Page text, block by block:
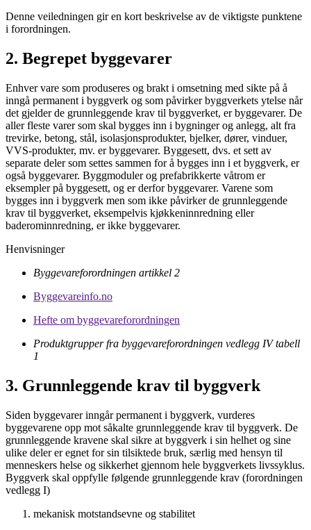
Denne veiledningen gir en kort beskrivelse av de viktigste punktene
i forordningen.
2. Begrepet byggevarer
Enhver vare som produseres og brakt i omsetning med sikte på å
inngå permanent i byggverk og som påvirker byggverkets ytelse når
det gjelder de grunnleggende krav til byggverket, er byggevarer. De
aller fleste varer som skal bygges inn i bygninger og anlegg, alt fra
trevirke, betong, stål, isolasjonsprodukter, bjelker, dører, vinduer,
VVS-produkter, mv. er byggevarer. Byggesett, dvs. et sett av
separate deler som settes sammen for å bygges inn i et byggverk, er
også byggevarer. Byggmoduler og prefabrikkerte våtrom er
eksempler på byggesett, og er derfor byggevarer. Varene som
bygges inn i byggverk men som ikke påvirker de grunnleggende
krav til byggverket, eksempelvis kjøkkeninnredning eller
baderominnredning, er ikke byggevarer.
Henvisninger
Byggevareforordningen artikkel 2
Byggevareinfo.no
Hefte om byggevareforordningen
Produktgrupper fra byggevareforordningen vedlegg IV tabell
1
3. Grunnleggende krav til byggverk
Siden byggevarer inngår permanent i byggverk, vurderes
byggevarene opp mot såkalte grunnleggende krav til byggverk. De
grunnleggende kravene skal sikre at byggverk i sin helhet og sine
ulike deler er egnet for sin tilsiktede bruk, særlig med hensyn til
menneskers helse og sikkerhet gjennom hele byggverkets livssyklus.
Byggverk skal oppfylle følgende grunnleggende krav (forordningen
vedlegg I)
mekanisk motstandsevne og stabilitet